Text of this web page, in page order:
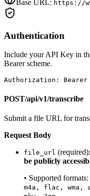
Base URL: https://
Authentication
Include your API Key in
Bearer scheme.
Authorization: Bearer
POST/api/v1/transcribe
Submit a file URL for
Request Body
file_url
be publicly
• Supported formats:
m4a, flac,